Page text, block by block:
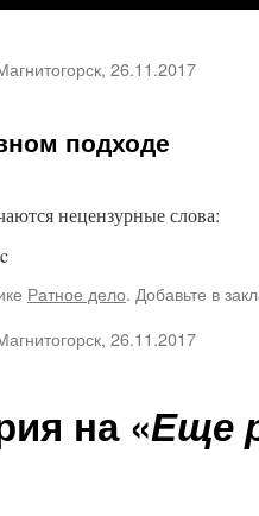
26.11.2017
подходе
нецензурные слова:
Ратное дело. Добавьте в
26.11.2017
на «Еще